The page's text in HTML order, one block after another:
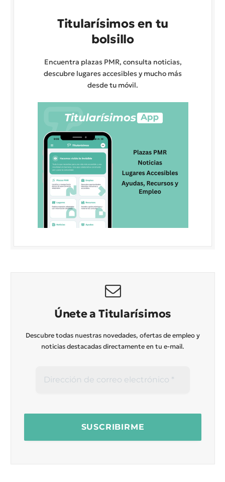
Titularísimos en tu
bolsillo
Encuentra plazas PMR, consulta noticias,
descubre lugares accesibles y mucho más
desde tu móvil.
Únete a Titularísimos
Descubre todas nuestras novedades, ofertas de empleo y
noticias destacadas directamente en tu e-mail.